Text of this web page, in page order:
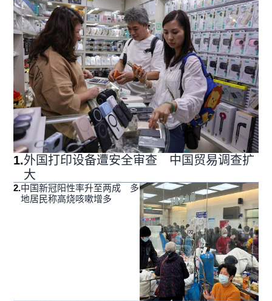
1.外国打印设备遭安全审查 中国贸易调查扩
大
2.中国新冠阳性率升至两成 多
地居民称高烧咳嗽增多